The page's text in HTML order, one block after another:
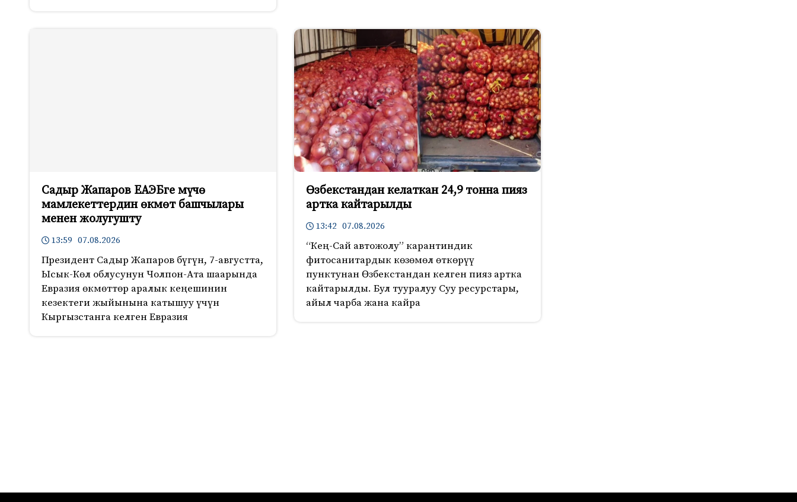
Садыр Жапаров ЕАЭБге мүчө
мамлекеттердин өкмөт башчылары
менен жолугушту
13:59 07.08.2026
Президент Садыр Жапаров бүгүн, 7-августта,
Ысык-Көл облусунун Чолпон-Ата шаарында
Евразия өкмөттөр аралык кеңешинин
кезектеги жыйынына катышуу үчүн
Кыргызстанга келген Евразия
Өзбекстандан келаткан 24,9 тонна пияз
артка кайтарылды
13:42 07.08.2026
“Кең-Сай автожолу” карантиндик
фитосанитардык көзөмөл өткөрүү
пунктунан Өзбекстандан келген пияз артка
кайтарылды. Бул тууралуу Суу ресурстары,
айыл чарба жана кайра